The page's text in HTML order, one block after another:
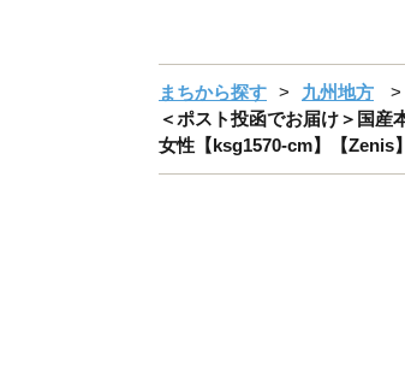
まちから探す 九州地方
＜ポスト投函でお届け＞国産
女性【ksg1570-cm】【Zenis】